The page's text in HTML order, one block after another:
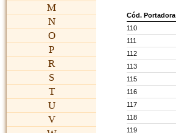
M
N
O
P
R
S
T
U
V
Cód. Portadora
110
111
112
113
115
116
117
118
119